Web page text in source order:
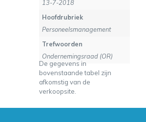
13-7-2018
Hoofdrubriek
Personeelsmanagement
Trefwoorden
Ondernemingsraad (OR)
De gegevens in
bovenstaande tabel zijn
afkomstig van de
verkoopsite.